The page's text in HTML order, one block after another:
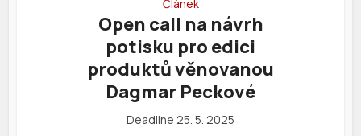
Článek
Open call na návrh
potisku pro edici
produktů věnovanou
Dagmar Peckové
Deadline 25. 5. 2025